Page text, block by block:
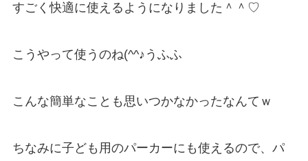
すごく快適に使えるようになりました＾＾♡
こうやって使うのね(^^♪うふふ
こんな簡単なことも思いつかなかったなんてｗ
ちなみに子ども用のパーカーにも使えるので、パ